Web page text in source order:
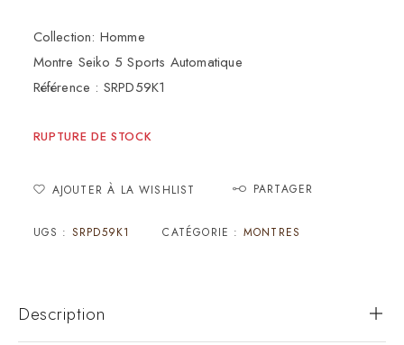
Collection: Homme
Montre Seiko 5 Sports Automatique
Référence : SRPD59K1
RUPTURE DE STOCK
AJOUTER À LA WISHLIST PARTAGER
UGS : SRPD59K1 CATÉGORIE : MONTRES
Description